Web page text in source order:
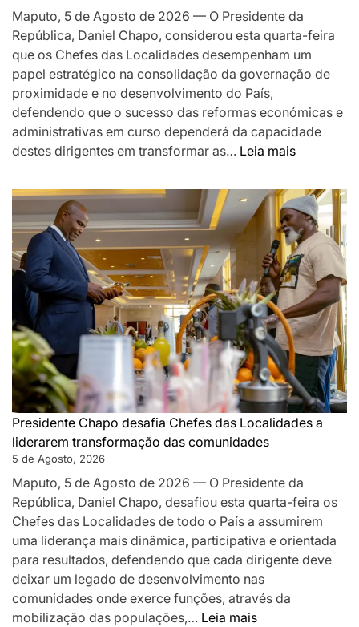
MOÇAMBIQUE
Maputo, 5 de Agosto de 2026 — O Presidente da
República, Daniel Chapo, considerou esta quarta-feira
que os Chefes das Localidades desempenham um
papel estratégico na consolidação da governação de
proximidade e no desenvolvimento do País,
defendendo que o sucesso das reformas económicas e
administrativas em curso dependerá da capacidade
destes dirigentes em transformar as… Leia mais:
destaca
Chefes
das
como
pilar
da
de
e
desafia-
os
o
local
Presidente Chapo desafia Chefes das Localidades a
liderarem transformação das comunidades
5 de Agosto, 2026
Maputo, 5 de Agosto de 2026 — O Presidente da
República, Daniel Chapo, desafiou esta quarta-feira os
Chefes das Localidades de todo o País a assumirem
uma liderança mais dinâmica, participativa e orientada
para resultados, defendendo que cada dirigente deve
deixar um legado de desenvolvimento nas
comunidades onde exerce funções, através da
mobilização das populações,… Leia mais: